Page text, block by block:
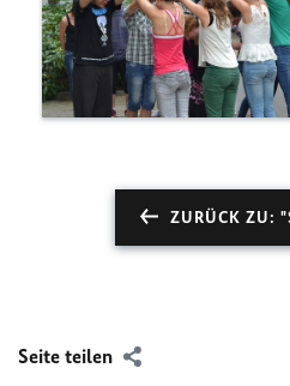
ZURÜCK ZU:
Seite teilen